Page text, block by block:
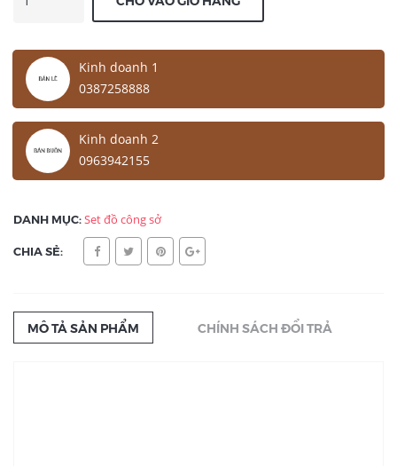
Kinh doanh 1
0387258888
Kinh doanh 2
0963942155
DANH MỤC:Set đồ công sở
CHIA SẺ:
MÔ TẢ SẢN PHẨM CHÍNH SÁCH ĐỔI TRẢ